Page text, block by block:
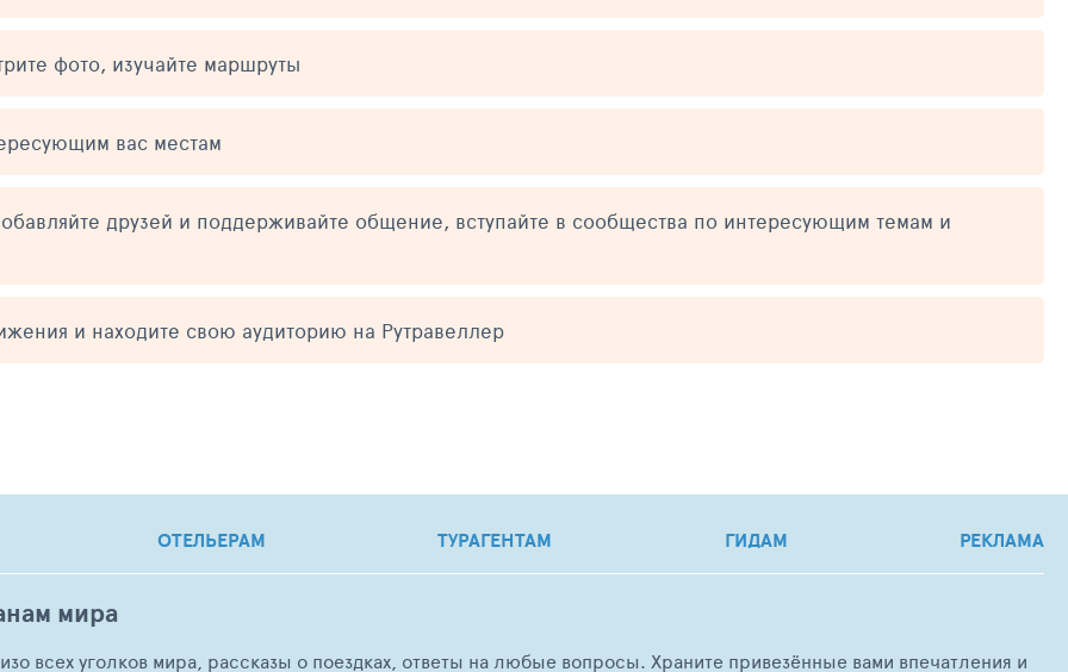
фото, изучайте маршруты
вас местам
друзей и поддерживайте общение, вступайте в сообщества по интересующим темам и
и находите свою аудиторию на Рутравеллер
ОТЕЛЬЕРАМ ТУРАГЕНТАМ ГИДАМ РЕКЛАМА
мира
всех уголков мира, рассказы о поездках, ответы на любые вопросы. Храните привезённые вами впечатления и